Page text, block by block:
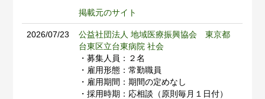
掲載元のサイト
2026/07/23
公益社団法人 地域医療振興協会 東京都
台東区立台東病院 社会
・募集人員：２名
・雇用形態：常勤職員
・雇用期間：期間の定めなし
・採用時期：応相談（原則毎月１日付）